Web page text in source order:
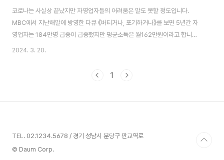
코로나는 사실상 끝났지만 자영업자들의 어려움은 말도 못할 정도입니다.
MBC에서 지난해말에 방영한 다큐 《버티거나, 포기하거나》를 보면 5년간 자
영업자는 184만명 급증이 급증했지만 평균소득은 월162만원이라고 합니다.
최저시급에도 못 미치는 돈을 받고 겨우 사업을 이어가는 분들이 많다는 겁니
시는 분들이 있더라고요. 혹시나 주변에 폐업자 또는 폐업예정자가 있다면 첨
2024. 3. 20.
1
TEL. 02.1234.5678 / 경기 성남시 분당구 판교역로
© Daum Corp.